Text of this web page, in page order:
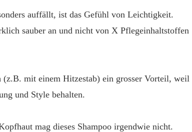
auffällt, ist das Gefühl von Leichtigkeit.
sauber an und nicht von X Pflegeinhaltstoffen
mit einem Hitzestab) ein grosser Vorteil, weil
und Style behalten.
mag dieses Shampoo irgendwie nicht.